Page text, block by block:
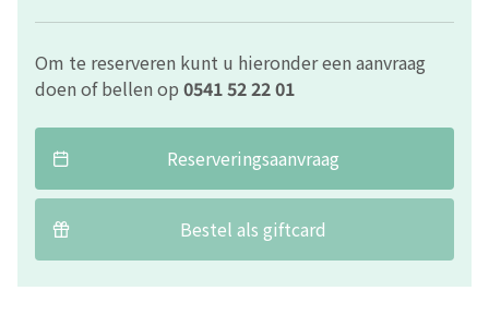
Om te reserveren kunt u hieronder een aanvraag
doen of bellen op 0541 52 22 01
Reserveringsaanvraag
Bestel als giftcard